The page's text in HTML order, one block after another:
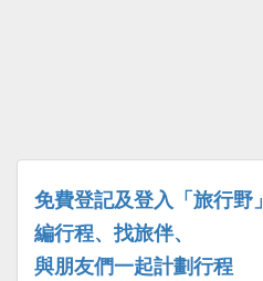
免費登記及登入「旅行野」
編行程、找旅伴、
與朋友們一起計劃行程